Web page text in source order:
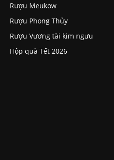
Rượu Meukow
Rượu Phong Thủy
Rượu Vương tài kim ngưu
Hộp quà Tết 2026